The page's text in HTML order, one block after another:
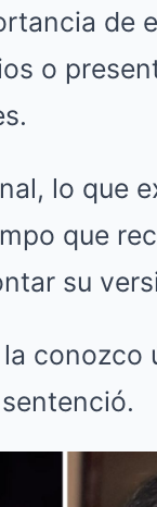
de
o
lo que
que
su